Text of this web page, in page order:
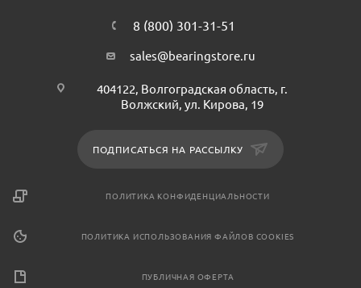
8 (800) 301-31-51
sales@bearingstore.ru
404122, Волгоградская область, г.
Волжский, ул. Кирова, 19
ПОДПИСАТЬСЯ НА РАССЫЛКУ
ПОЛИТИКА КОНФИДЕНЦИАЛЬНОСТИ
ПОЛИТИКА ИСПОЛЬЗОВАНИЯ ФАЙЛОВ COOKIES
ПУБЛИЧНАЯ ОФЕРТА